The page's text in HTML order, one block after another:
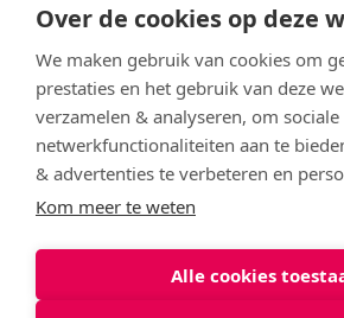
Over de cookies op deze
We maken gebruik van cookies om
prestaties en het gebruik van deze
verzamelen & analyseren, om sociale
netwerkfunctionaliteiten aan te
& advertenties te verbeteren en
Kom meer te weten
Alle cookies
Landstede MBO
Formele documenten en protocollen
Vacatures
Klachtenbehandeling
© 2026 Landstede MBO